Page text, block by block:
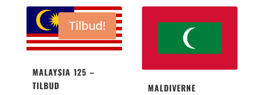
Tilbud!
MALAYSIA 125 –
TILBUD
MALDIVERNE